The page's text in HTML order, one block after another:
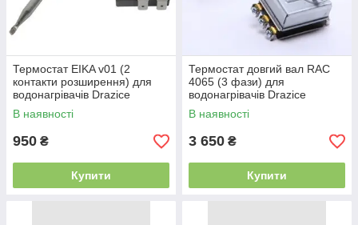
Термостат EIKA v01 (2
контакти розширення) для
водонагрівачів Drazice
В наявності
950 ₴
Купити
Термостат довгий вал RAC
4065 (3 фази) для
водонагрівачів Drazice
В наявності
3 650 ₴
Купити